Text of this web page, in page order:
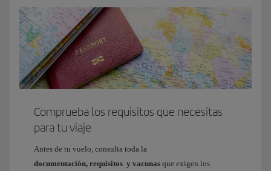
Comprueba los requisitos que necesitas
para tu viaje
Antes de tu vuelo, consulta toda la
documentación, requisitos y vacunas que exigen los